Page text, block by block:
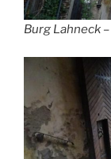
Burg Lahneck